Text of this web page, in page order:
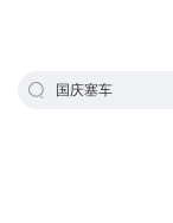
国庆塞车